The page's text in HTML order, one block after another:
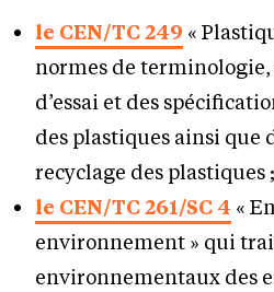
le CEN/TC 249 «
normes de
d’essai et des
des plastiques ainsi que
recyclage des plastiques ;
le CEN/TC 261/SC 4 «
environnement » qui
environnementaux des